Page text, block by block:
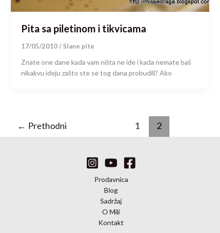
Pita sa piletinom i tikvicama
17/05/2010/ Slane pite
Znate one dane kada vam ništa ne ide i kada nemate baš
nikakvu ideju zašto ste se tog dana probudili? Ako
← Prethodni 1 2
Prodavnica
Blog
Sadržaj
O Mili
Kontakt